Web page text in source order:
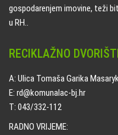
gospodarenjem imovine, teži
u RH..
RECIKLAŽNO
A: Ulica Tomaša Garika
E: rd@komunalac-bj.hr
T: 043/332-112
RADNO VRIJEME: